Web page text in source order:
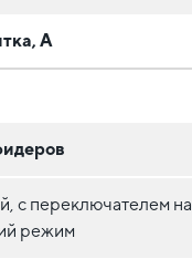
А
с переключателем на
режим